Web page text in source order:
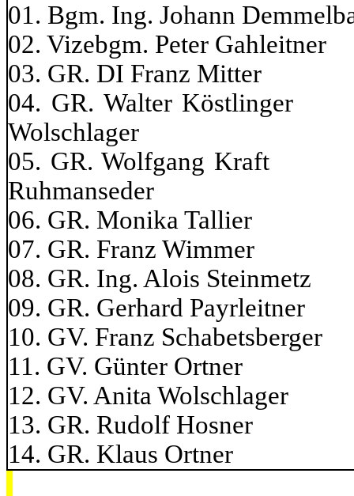
01. Bgm. Ing. Johann
02. Vizebgm. Peter
03. GR. DI Franz
04. GR. Walter
Wolschlager
05. GR.
Ruhmanseder
06. GR. Monika
07. GR. Franz
08. GR. Ing. Alois
09. GR. Gerhard
10. GV. Franz
11. GV. Günter
12. GV. Anita
13. GR. Rudolf
14. GR. Klaus